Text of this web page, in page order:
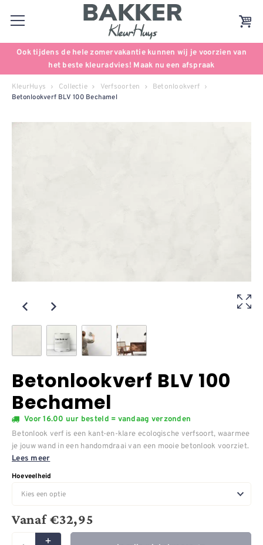
Ook tijdens de hele zomervakantie kunnen wij je voorzien van
het beste kleuradvies! Maak nu een afspraak
KleurHuys Collectie Verfsoorten Betonlookverf
Betonlookverf BLV 100 Bechamel
Betonlookverf BLV 100
Bechamel
Voor 16.00 uur besteld = vandaag verzonden
Betonlook verf is een kant-en-klare ecologische verfsoort, waarmee
je jouw wand in een handomdraai van een mooie betonlook voorziet.
Lees meer
Hoeveelheid
Vanaf€32,95